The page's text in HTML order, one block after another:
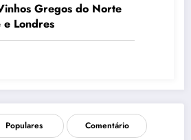
Gregos do Norte
e Londres
Populares Comentário